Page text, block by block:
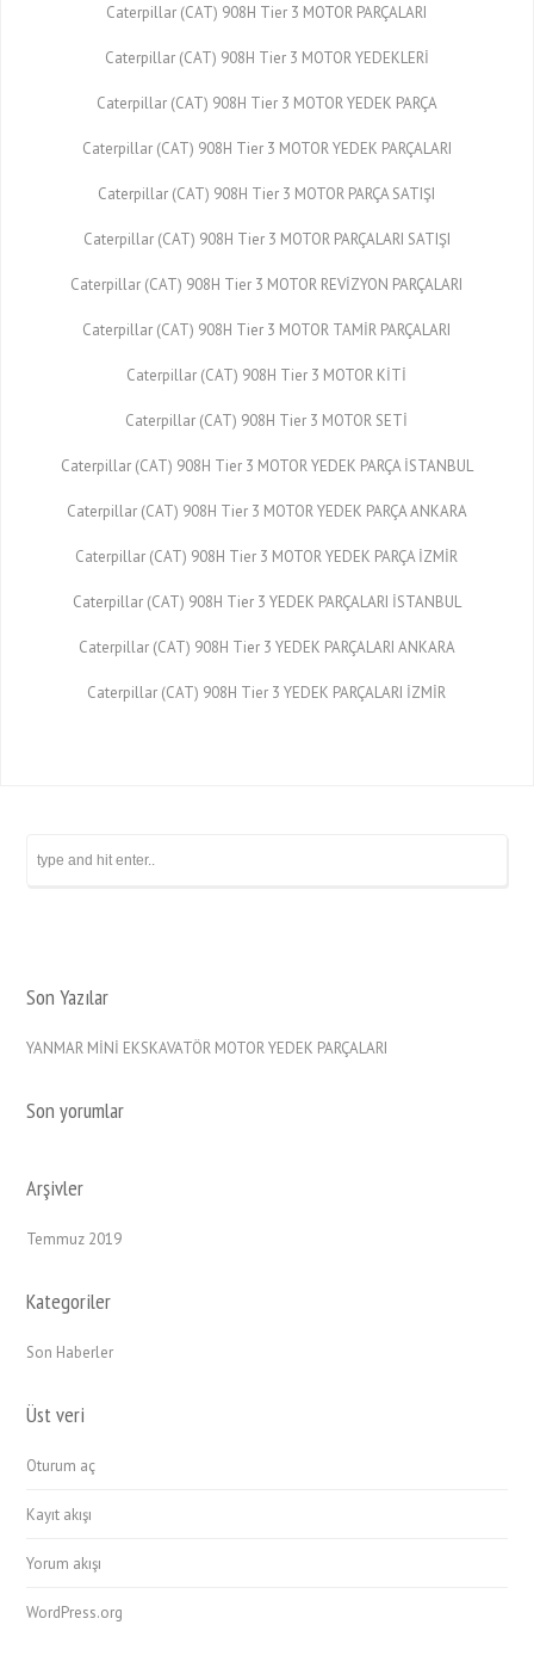
Caterpillar (CAT) 908H Tier 3 MOTOR PARÇALARI
Caterpillar (CAT) 908H Tier 3 MOTOR YEDEKLERİ
Caterpillar (CAT) 908H Tier 3 MOTOR YEDEK PARÇA
Caterpillar (CAT) 908H Tier 3 MOTOR YEDEK PARÇALARI
Caterpillar (CAT) 908H Tier 3 MOTOR PARÇA SATIŞI
Caterpillar (CAT) 908H Tier 3 MOTOR PARÇALARI SATIŞI
Caterpillar (CAT) 908H Tier 3 MOTOR REVİZYON PARÇALARI
Caterpillar (CAT) 908H Tier 3 MOTOR TAMİR PARÇALARI
Caterpillar (CAT) 908H Tier 3 MOTOR KİTİ
Caterpillar (CAT) 908H Tier 3 MOTOR SETİ
Caterpillar (CAT) 908H Tier 3 MOTOR YEDEK PARÇA İSTANBUL
Caterpillar (CAT) 908H Tier 3 MOTOR YEDEK PARÇA ANKARA
Caterpillar (CAT) 908H Tier 3 MOTOR YEDEK PARÇA İZMİR
Caterpillar (CAT) 908H Tier 3 YEDEK PARÇALARI İSTANBUL
Caterpillar (CAT) 908H Tier 3 YEDEK PARÇALARI ANKARA
Caterpillar (CAT) 908H Tier 3 YEDEK PARÇALARI İZMİR
Son Yazılar
YANMAR MİNİ EKSKAVATÖR MOTOR YEDEK PARÇALARI
Son yorumlar
Arşivler
Temmuz 2019
Kategoriler
Son Haberler
Üst veri
Oturum aç
Kayıt akışı
Yorum akışı
WordPress.org